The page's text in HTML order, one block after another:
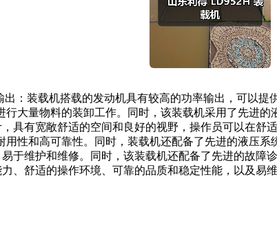
：装载机搭载的发动机具有较高的功率输出，可以
大量物料的装卸工作。同时，该装载机采用了先进
具有宽敞舒适的空间和良好的视野，操作员可以在
性和高可靠性。同时，装载机还配备了先进的液压
于维护和维修。同时，该装载机还配备了先进的故
、舒适的操作环境、可靠的品质和稳定性能，以及易